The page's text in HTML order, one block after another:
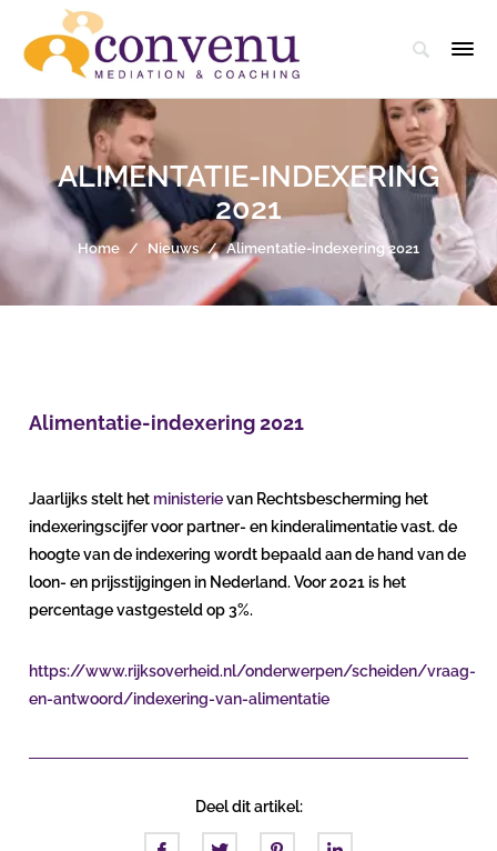
ALIMENTATIE-INDEXERING
2021
Home / Nieuws / Alimentatie-indexering 2021
Alimentatie-indexering 2021
Jaarlijks stelt het ministerievan Rechtsbescherming het
indexeringscijfer voor partner- en kinderalimentatie vast. de
hoogte van de indexering wordt bepaald aan de hand van de
loon- en prijsstijgingen in Nederland. Voor 2021 is het
percentage vastgesteld op 3%.
https://www.rijksoverheid.nl/onderwerpen/scheiden/vraag-
en-antwoord/indexering-van-alimentatie
Deel dit artikel: